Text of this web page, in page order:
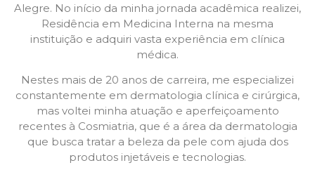
Alegre. No início da minha jornada acadêmica realizei,
Residência em Medicina Interna na mesma
instituição e adquiri vasta experiência em clínica
médica.
Nestes mais de 20 anos de carreira, me especializei
constantemente em dermatologia clínica e cirúrgica,
mas voltei minha atuação e aperfeiçoamento
recentes à Cosmiatria, que é a área da dermatologia
que busca tratar a beleza da pele com ajuda dos
produtos injetáveis e tecnologias.